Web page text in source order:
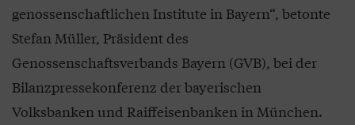
genossenschaftlichen Institute in Bayern“, betonte
Stefan Müller, Präsident des
Genossenschaftsverbands Bayern (GVB), bei der
Bilanzpressekonferenz der bayerischen
Volksbanken und Raiffeisenbanken in München.